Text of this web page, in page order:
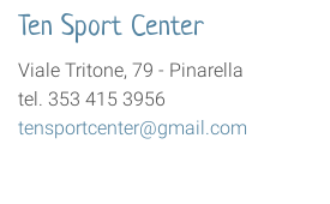
Ten Sport Center
Viale Tritone, 79 - Pinarella
tel. 353 415 3956
tensportcenter@gmail.com